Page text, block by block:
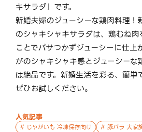
キサラダ」です。
新婚夫婦のジューシーな鶏肉料理！
のシャキシャキサラダは、鶏むね
ことでパサつかずジューシーに仕上
がのシャキシャキ感とジューシーな
は絶品です。新婚生活を彩る、簡単
ぜひお試しください。
人気記事
# じゃがいも 冷凍保存向け # 豚バラ 大家